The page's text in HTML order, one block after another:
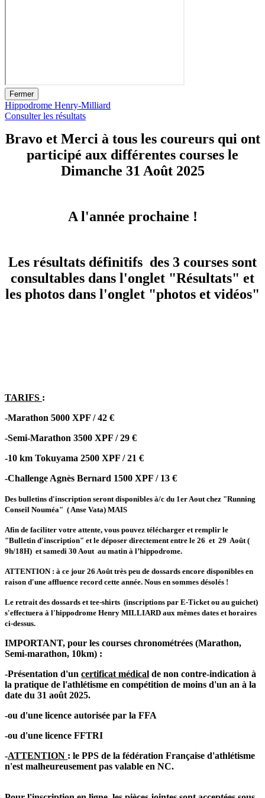
Fermer
Hippodrome Henry-Milliard
Consulter les résultats
Bravo et Merci à tous les coureurs qui ont
participé aux différentes courses le
Dimanche 31 Août 2025
A l'année prochaine !
Les résultats définitifs des 3 courses sont
consultables dans l'onglet "Résultats" et
les photos dans l'onglet "photos et vidéos"
TARIFS :
-Marathon 5000 XPF / 42 €
-Semi-Marathon 3500 XPF / 29 €
-10 km Tokuyama 2500 XPF / 21 €
-Challenge Agnès Bernard 1500 XPF / 13 €
Des bulletins d'inscription seront disponibles à/c du 1er Aout chez "Running
Conseil Nouméa" ( Anse Vata) MAIS
Afin de faciliter votre attente, vous pouvez télécharger et remplir le
"Bulletin d'inscription" et le déposer directement entre le 26 et 29 Août (
9h/18H) et samedi 30 Aout au matin à l’hippodrome.
ATTENTION : à ce jour 26 Août très peu de dossards encore disponibles en
raison d'une affluence record cette année. Nous en sommes désolés !
Le retrait des dossards et tee-shirts (inscriptions par E-Ticket ou au guichet)
s'effectuera à l'hippodrome Henry MILLIARD aux mêmes dates et horaires
ci-dessus.
IMPORTANT, pour les courses chronométrées (Marathon,
Semi-marathon, 10km) :
-Présentation d'un certificat médical de non contre-indication à
la pratique de l'athlétisme en compétition de moins d'un an à la
date du 31 août 2025.
-ou d'une licence autorisée par la FFA
-ou d'une licence FFTRI
-ATTENTION : le PPS de la fédération Française d'athlétisme
n'est malheureusement pas valable en NC.